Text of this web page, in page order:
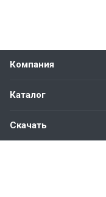
Компания
Каталог
Скачать